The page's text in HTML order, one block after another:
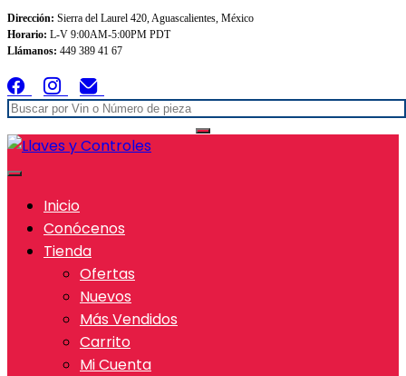
Dirección: Sierra del Laurel 420, Aguascalientes, México
Horario: L-V 9:00AM-5:00PM PDT
Llámanos: 449 389 41 67
Inicio
Conócenos
Tienda
Ofertas
Nuevos
Más Vendidos
Carrito
Mi Cuenta